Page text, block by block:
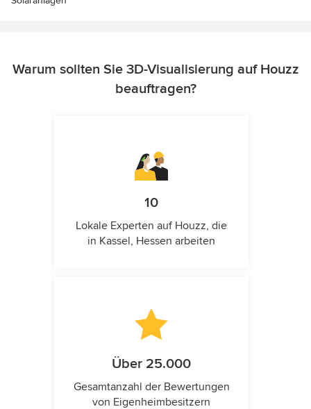
Warum sollten Sie 3D-Visualisierung auf Houzz
beauftragen?
10
Lokale Experten auf Houzz, die
in Kassel, Hessen arbeiten
Über 25.000
Gesamtanzahl der Bewertungen
von Eigenheimbesitzern